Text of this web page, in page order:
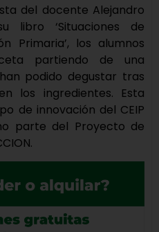
del docente Alejandro
libro ‘Situaciones de
Primaria’, los alumnos
partiendo de una
podido degustar tras
los ingredientes. Esta
de innovación del CEIP
parte del Proyecto de